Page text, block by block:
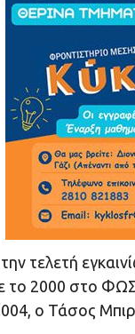
τελετή
2000 στο
ο Τάσος